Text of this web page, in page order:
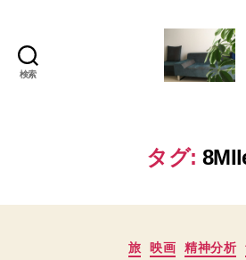
検索
美
(お
も
あ
タグ:
カ
旅 映画 精神分析